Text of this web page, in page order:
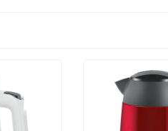
Выберите категорию
Выберите категорию
Выберите категорию